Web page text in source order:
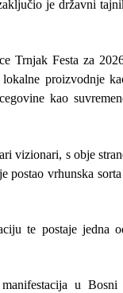
jedržavni
Trnjak Festa za
proizvodnje
kao
vizionari, s obje
postao vrhunska
te postaje jedna
u